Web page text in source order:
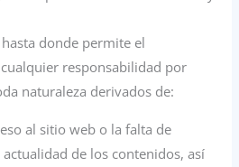
hasta donde permite el
responsabilidad por
naturaleza derivados de:
al sitio web o la falta de
de los contenidos, así